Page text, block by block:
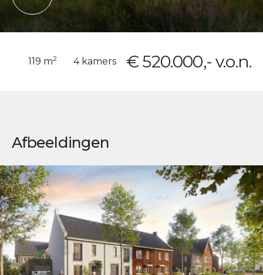
119 m2 4 kamers € 520.000,- v.o.n.
Afbeeldingen